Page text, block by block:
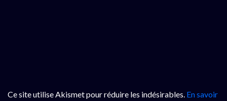
Ce site utilise Akismet pour réduire les indésirables. En savoir